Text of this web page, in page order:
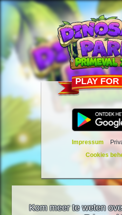
PLAY FOR
Impressum
Cookies
Kom meer te weten